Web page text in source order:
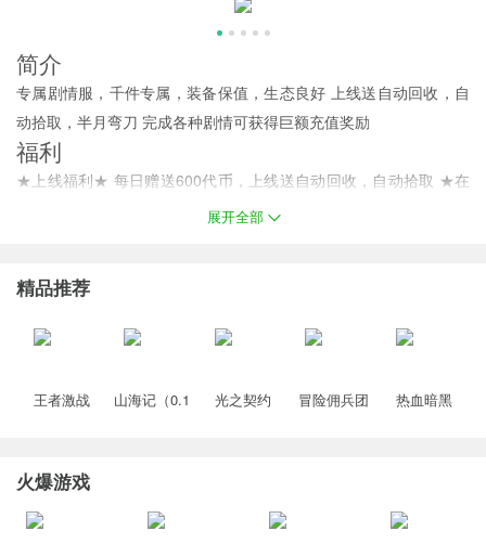
简介
专属剧情服，千件专属，装备保值，生态良好 上线送自动回收，自
动拾取，半月弯刀 完成各种剧情可获得巨额充值奖励
福利
★上线福利★ 每日赠送600代币，上线送自动回收，自动拾取 ★在
线奖励★ 在线一定时长即可领取海量奖励 ★实物回收★ 打怪就爆实
展开全部
精品推荐
王者激战
山海记（0.1
光之契约
冒险佣兵团
热血暗黑
火爆游戏